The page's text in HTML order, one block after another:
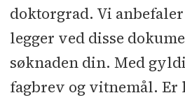
doktorgrad. Vi
legger ved disse
søknaden din. Med
fagbrev og vitnemål. Er